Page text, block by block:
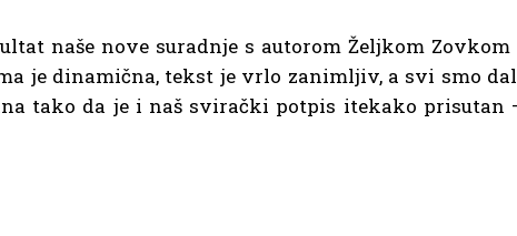
naše nove suradnje s autorom Željkom Zovkom
je dinamična, tekst je vrlo zanimljiv, a svi smo
tako da je i naš svirački potpis itekako prisutan